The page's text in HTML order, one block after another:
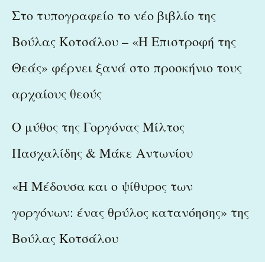
Στο τυπογραφείο το νέο βιβλίο της
Βούλας Κοτσάλου – «Η Επιστροφή της
Θεάς» φέρνει ξανά στο προσκήνιο τους
αρχαίους θεούς
Ο μύθος της Γοργόνας Μίλτος
Πασχαλίδης & Μάκε Αντωνίου
«Η Μέδουσα και ο ψίθυρος των
γοργόνων: ένας θρύλος κατανόησης» της
Βούλας Κοτσάλου